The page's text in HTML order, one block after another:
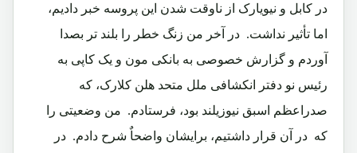
در کابل و نیویارک از ناوقت شدن این پروسه خبر دادیم،‏
اما تأثیر نداشت.‏ در آخر من زنگ خطر را بلند تر بصدا
آوردم و گزارش خصوصی به بانکی مون و یک کاپی به
رئیس نو دفتر انکشافی ملل متحد هلن کلارک، که
صدراعظم اسبق نیوزیلند بود، فرستادم.‏ من وضعیتی را
که در آن قرار داشتیم، برایشان واضحاٌ شرح دادم.‏ در